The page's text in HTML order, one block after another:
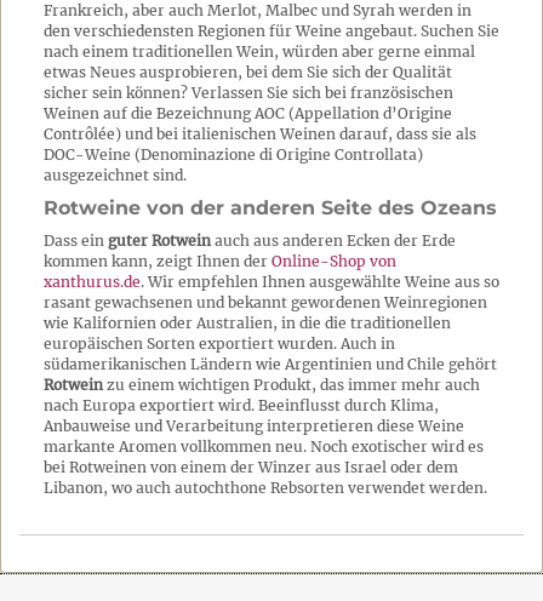
Frankreich, aber auch Merlot, Malbec und Syrah werden in
den verschiedensten Regionen für Weine angebaut. Suchen Sie
nach einem traditionellen Wein, würden aber gerne einmal
etwas Neues ausprobieren, bei dem Sie sich der Qualität
sicher sein können? Verlassen Sie sich bei französischen
Weinen auf die Bezeichnung AOC (Appellation d’Origine
Contrôlée) und bei italienischen Weinen darauf, dass sie als
DOC-Weine (Denominazione di Origine Controllata)
ausgezeichnet sind.
Rotweine von der anderen Seite des Ozeans
Dass ein guter Rotweinauch aus anderen Ecken der Erde
kommen kann, zeigt Ihnen der Online-Shop von
xanthurus.de. Wir empfehlen Ihnen ausgewählte Weine aus so
rasant gewachsenen und bekannt gewordenen Weinregionen
wie Kalifornien oder Australien, in die die traditionellen
europäischen Sorten exportiert wurden. Auch in
südamerikanischen Ländern wie Argentinien und Chile gehört
Rotweinzu einem wichtigen Produkt, das immer mehr auch
nach Europa exportiert wird. Beeinflusst durch Klima,
Anbauweise und Verarbeitung interpretieren diese Weine
markante Aromen vollkommen neu. Noch exotischer wird es
bei Rotweinen von einem der Winzer aus Israel oder dem
Libanon, wo auch autochthone Rebsorten verwendet werden.